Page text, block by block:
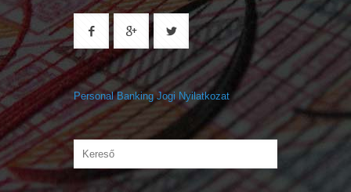
Personal Banking Jogi Nyilatkozat